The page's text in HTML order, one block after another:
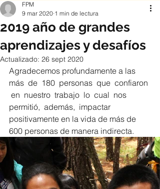
2019 año de grandes
aprendizajes y desafíos
FPM
9 mar 2020 1 min de lectura
Actualizado: 26 sept 2020
Agradecemos profundamente a las
más  de  180  personas  que  confiaron
en  nuestro  trabajo  lo  cual  nos
permitió,  además,  impactar
positivamente en la vida de más de
600 personas de manera indirecta.